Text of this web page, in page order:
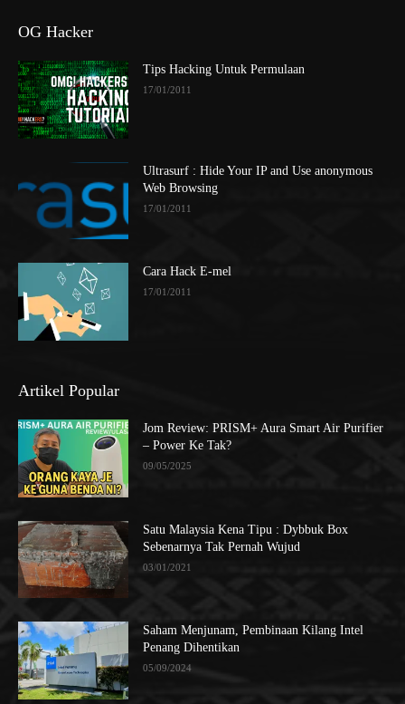
OG Hacker
Tips Hacking Untuk Permulaan
17/01/2011
Ultrasurf : Hide Your IP and Use anonymous
Web Browsing
17/01/2011
Cara Hack E-mel
17/01/2011
Artikel Popular
Jom Review: PRISM+ Aura Smart Air Purifier
– Power Ke Tak?
09/05/2025
Satu Malaysia Kena Tipu : Dybbuk Box
Sebenarnya Tak Pernah Wujud
03/01/2021
Saham Menjunam, Pembinaan Kilang Intel
Penang Dihentikan
05/09/2024